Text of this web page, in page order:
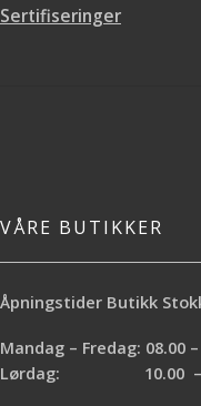
Sertifiseringer
VÅRE BUTIKKER
Åpningstider Butikk
Mandag – Fredag: 08.00
Lørdag: 10.00 –